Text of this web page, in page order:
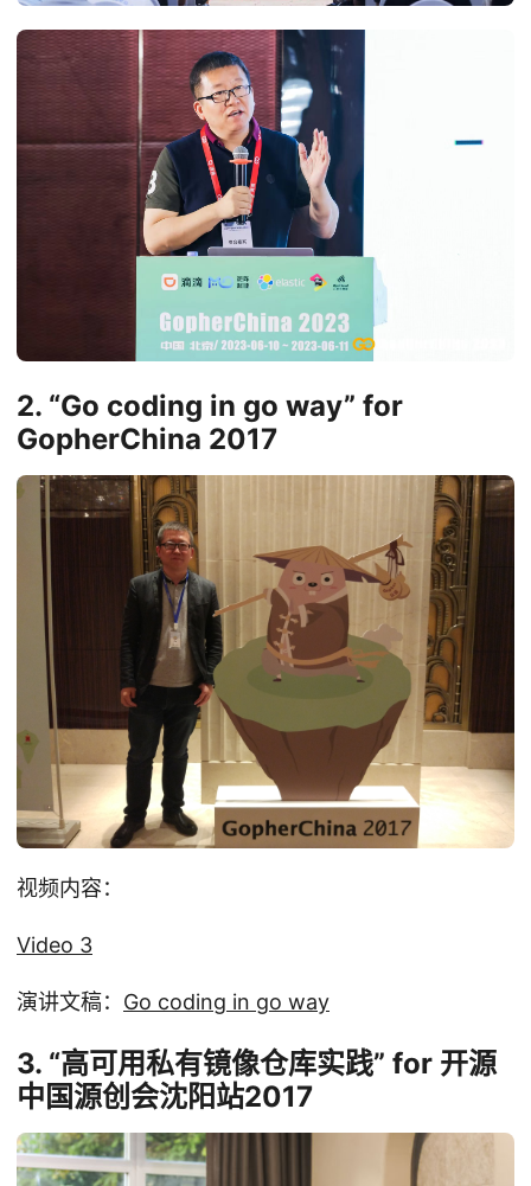
2. “Go coding in go way” for
GopherChina 2017
视频内容：
Video 3
演讲文稿： Go coding in go way
3. “高可用私有镜像仓库实践” for 开源
中国源创会沈阳站2017